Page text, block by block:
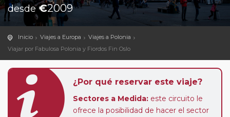
desde€2009
Inicio Viajes a Europa
Viajes a Polonia
Viajar por Fabulosa Polonia y Fiordos Fin Oslo
¿Por qué reservar este viaje?
Sectores a Medida: este circuito le
ofrece la posibilidad de hacer el sector